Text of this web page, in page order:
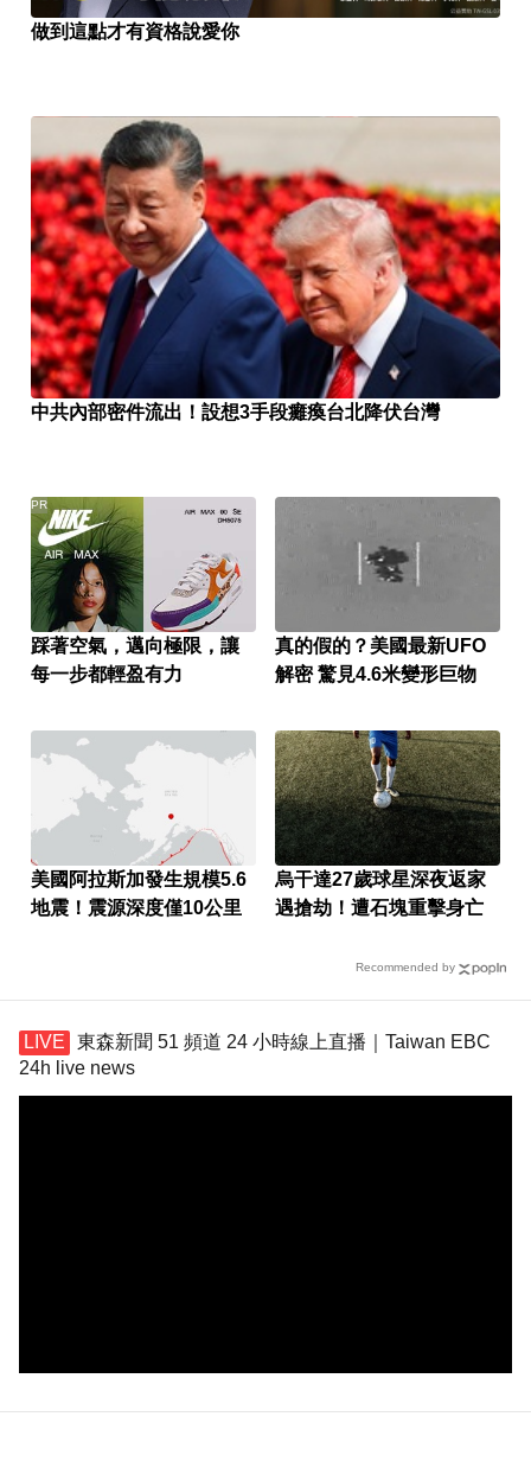
做到這點才有資格說愛你
中共內部密件流出！設想3手段癱瘓台北降伏台灣
踩著空氣，邁向極限，讓
每一步都輕盈有力
PR
真的假的？美國最新UFO
解密 驚見4.6米變形巨物
美國阿拉斯加發生規模5.6
地震！震源深度僅10公里
烏干達27歲球星深夜返家
遇搶劫！遭石塊重擊身亡
Recommended by
東森新聞 51 頻道 24 小時線上直播｜Taiwan EBC
24h live news